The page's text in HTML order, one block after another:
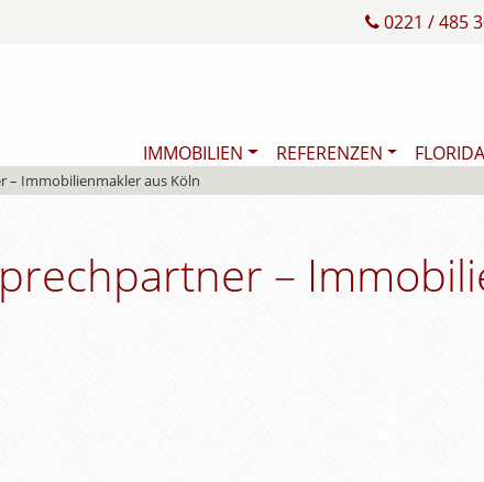
0221 / 485
IMMOBILIEN REFERENZEN FLORIDA
– Immobilienmakler aus Köln
–